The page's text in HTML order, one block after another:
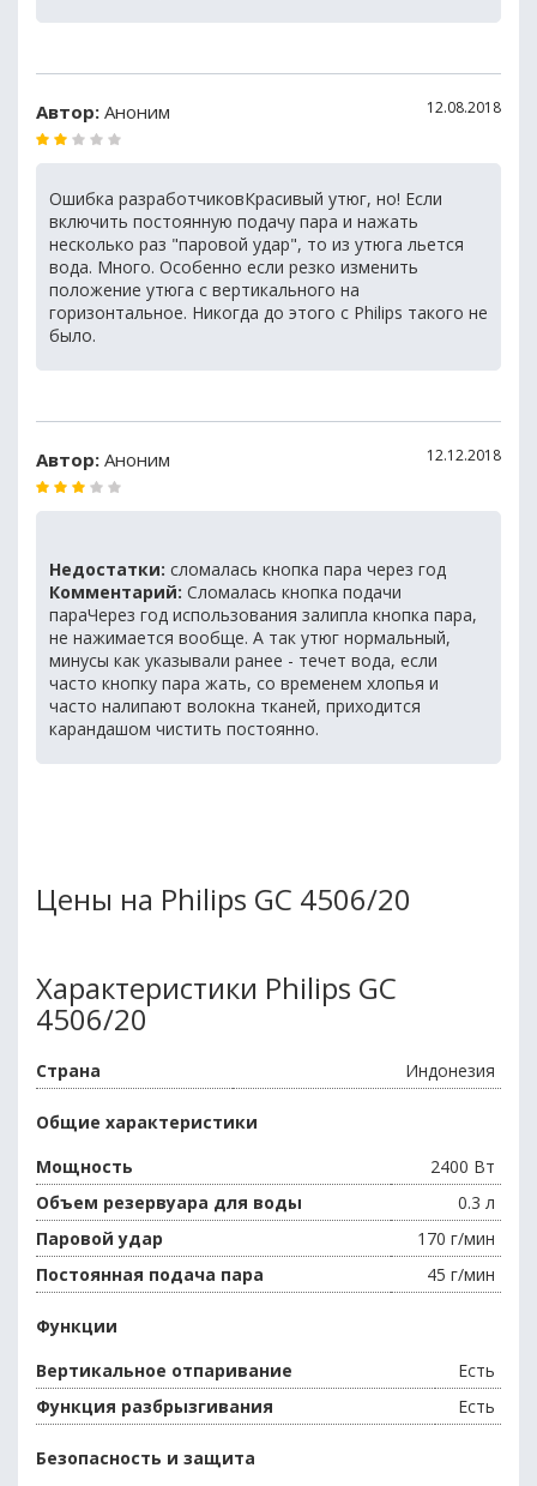
Автор: Аноним 12.08.2018
Ошибка разработчиковКрасивый утюг, но! Если
включить постоянную подачу пара и нажать
несколько раз "паровой удар", то из утюга льется
вода. Много. Особенно если резко изменить
положение утюга с вертикального на
горизонтальное. Никогда до этого с Philips такого не
было.
Автор: Аноним 12.12.2018
Недостатки: сломалась кнопка пара через год
Комментарий: Сломалась кнопка подачи
параЧерез год использования залипла кнопка пара,
не нажимается вообще. А так утюг нормальный,
минусы как указывали ранее - течет вода, если
часто кнопку пара жать, со временем хлопья и
часто налипают волокна тканей, приходится
карандашом чистить постоянно.
Цены на Philips GC 4506/20
Характеристики Philips GC
4506/20
Страна Индонезия
Общие характеристики
Мощность
2400 Вт
Объем резервуара для воды
0.3 л
Паровой удар
170 г/мин
Постоянная подача пара
45 г/мин
Функции
Вертикальное отпаривание
Есть
Функция разбрызгивания
Есть
Безопасность и защита